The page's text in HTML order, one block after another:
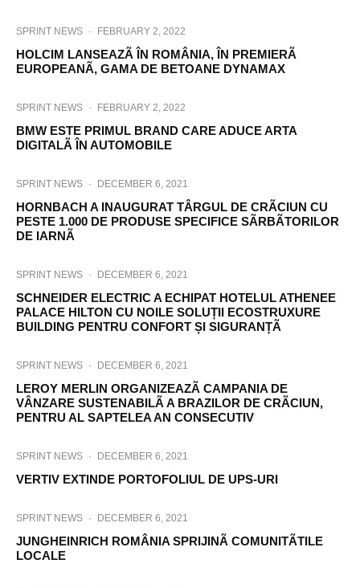
SPRINT NEWS · FEBRUARY 2, 2022
HOLCIM LANSEAZÃ ÎN ROMÂNIA, ÎN PREMIERÃ
EUROPEANÃ, GAMA DE BETOANE DYNAMAX
SPRINT NEWS · FEBRUARY 2, 2022
BMW ESTE PRIMUL BRAND CARE ADUCE ARTA
DIGITALÃ ÎN AUTOMOBILE
SPRINT NEWS · DECEMBER 6, 2021
HORNBACH A INAUGURAT TÂRGUL DE CRÃCIUN CU
PESTE 1.000 DE PRODUSE SPECIFICE SÃRBÃTORILOR
DE IARNÃ
SPRINT NEWS · DECEMBER 6, 2021
SCHNEIDER ELECTRIC A ECHIPAT HOTELUL ATHENEE
PALACE HILTON CU NOILE SOLUȚII ECOSTRUXURE
BUILDING PENTRU CONFORT ȘI SIGURANȚÃ
SPRINT NEWS · DECEMBER 6, 2021
LEROY MERLIN ORGANIZEAZÃ CAMPANIA DE
VÂNZARE SUSTENABILÃ A BRAZILOR DE CRÃCIUN,
PENTRU AL SAPTELEA AN CONSECUTIV
SPRINT NEWS · DECEMBER 6, 2021
VERTIV EXTINDE PORTOFOLIUL DE UPS-URI
SPRINT NEWS · DECEMBER 6, 2021
JUNGHEINRICH ROMÂNIA SPRIJINÃ COMUNITÃTILE
LOCALE